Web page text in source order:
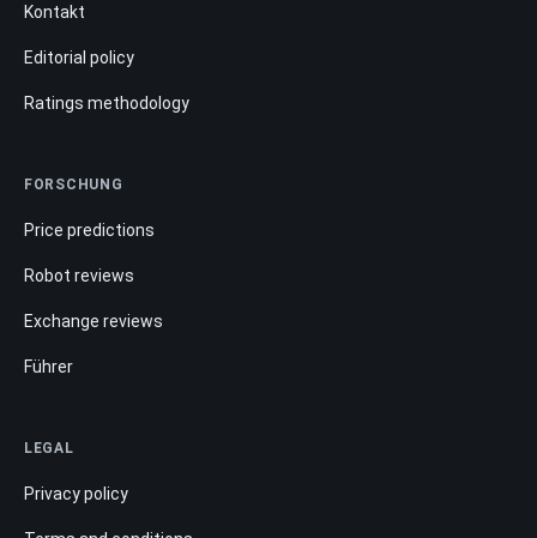
Kontakt
Editorial policy
Ratings methodology
FORSCHUNG
Price predictions
Robot reviews
Exchange reviews
Führer
LEGAL
Privacy policy